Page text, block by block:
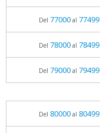
Del 77000al 77499
Del 78000al 78499
Del 79000al 79499
Del 80000al 80499